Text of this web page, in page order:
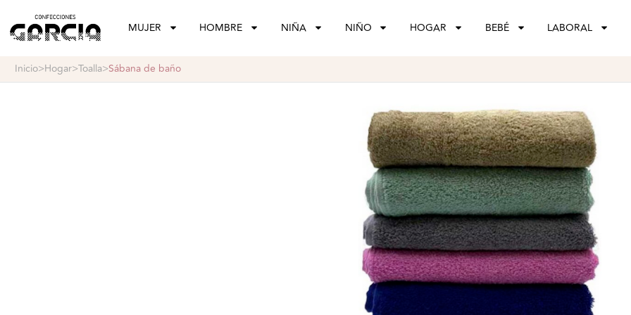
MUJER
HOMBRE NIÑA NIÑO HOGAR BEBÉ LABORAL
inicio> hogar> toalla> sábana de baño